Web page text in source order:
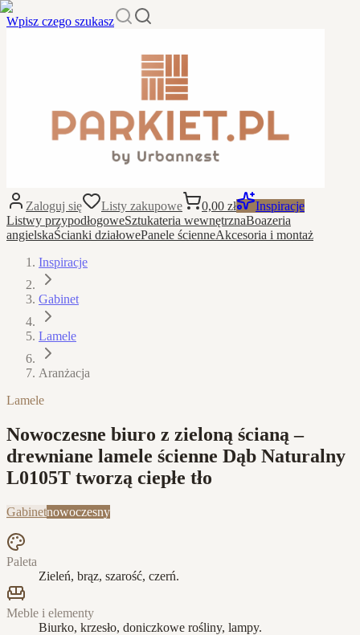
Wpisz czego szukasz
Zaloguj się Listy zakupowe 0,00 zł
Inspiracje
Listwy przypodłogoweSztukateria wewnętrznaBoazeria
angielskaŚcianki działowePanele ścienneAkcesoria i montaż
Inspiracje
Gabinet
Lamele
Aranżacja
Lamele
Nowoczesne biuro z zieloną ścianą –
drewniane lamele ścienne Dąb Naturalny
L0105T tworzą ciepłe tło
Gabinetnowoczesny
Paleta
Zieleń, brąz, szarość, czerń.
Meble i elementy
Biurko, krzesło, doniczkowe rośliny, lampy.